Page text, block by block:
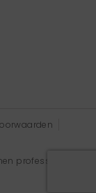
professionals